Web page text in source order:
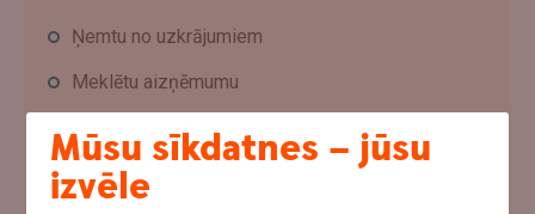
Ņemtu no uzkrājumiem
Meklētu aizņēmumu
Paļautos uz apdrošināšanu
Cerētu, ka tā nenotiks
Mūsu sīkdatnes – jūsu
izvēle